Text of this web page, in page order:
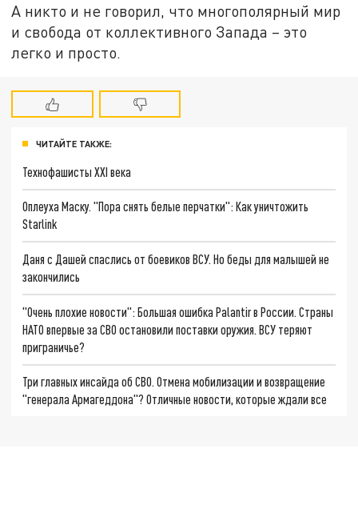
А никто и не говорил, что многополярный мир
и свобода от коллективного Запада – это
легко и просто.
ЧИТАЙТЕ ТАКЖЕ:
Технофашисты XXI века
Оплеуха Маску. "Пора снять белые перчатки": Как уничтожить
Starlink
Даня с Дашей спаслись от боевиков ВСУ. Но беды для малышей не
закончились
"Очень плохие новости": Большая ошибка Palantir в России. Страны
НАТО впервые за СВО остановили поставки оружия. ВСУ теряют
приграничье?
Три главных инсайда об СВО. Отмена мобилизации и возвращение
"генерала Армагеддона"? Отличные новости, которые ждали все